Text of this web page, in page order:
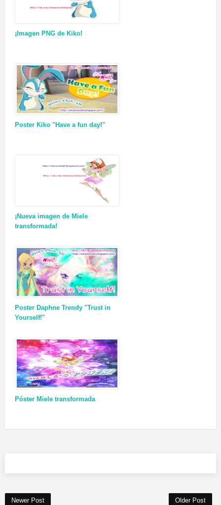
¡Imagen PNG de Kiko!
Poster Kiko "Have a fun day!"
¡Nueva imagen de Miele
transformada!
Poster Daphne Trendy "Trust in
Yourself!"
Póster Miele transformada
Newer Post Older Post